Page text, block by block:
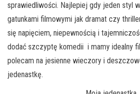
sprawiedliwości. Najlepiej gdy jeden styl
gatunkami filmowymi jak dramat czy
się napięciem, niepewnością i
dodać szczyptę komedii i mamy idealny
polecam na jesienne wieczory i
jedenastkę.